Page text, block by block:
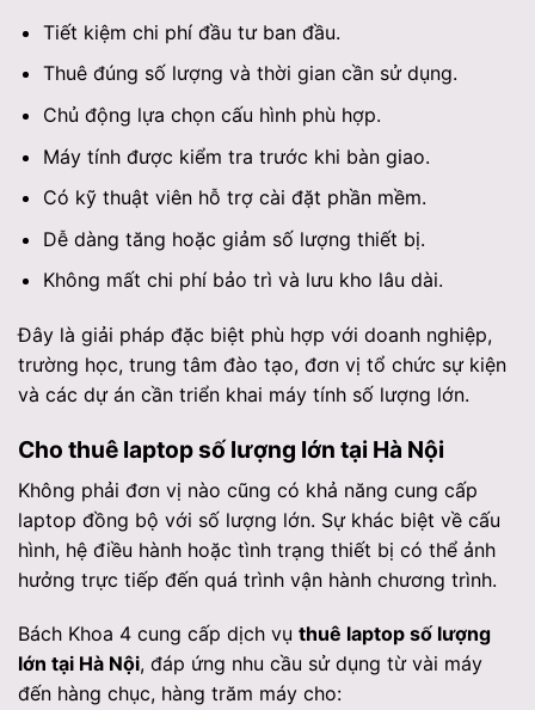
Tiết kiệm chi phí đầu tư ban đầu.
Thuê đúng số lượng và thời gian cần sử dụng.
Chủ động lựa chọn cấu hình phù hợp.
Máy tính được kiểm tra trước khi bàn giao.
Có kỹ thuật viên hỗ trợ cài đặt phần mềm.
Dễ dàng tăng hoặc giảm số lượng thiết bị.
Không mất chi phí bảo trì và lưu kho lâu dài.
Đây là giải pháp đặc biệt phù hợp với doanh nghiệp,
trường học, trung tâm đào tạo, đơn vị tổ chức sự kiện
và các dự án cần triển khai máy tính số lượng lớn.
Cho thuê laptop số lượng lớn tại Hà Nội
Không phải đơn vị nào cũng có khả năng cung cấp
laptop đồng bộ với số lượng lớn. Sự khác biệt về cấu
hình, hệ điều hành hoặc tình trạng thiết bị có thể ảnh
hưởng trực tiếp đến quá trình vận hành chương trình.
Bách Khoa 4 cung cấp dịch vụ thuê laptop số lượng
lớn tại Hà Nội, đáp ứng nhu cầu sử dụng từ vài máy
đến hàng chục, hàng trăm máy cho: